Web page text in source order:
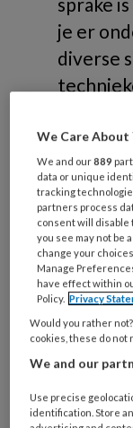
je er
diverse
de zorg.
We Care About
We and our889
data or unique
tracking
partners process
consent will disable
you see may not be
change your
Manage
have effect within
Policy. Privacy
Would you rather
cookies, these do not
We and our
Use precise
identification. Store